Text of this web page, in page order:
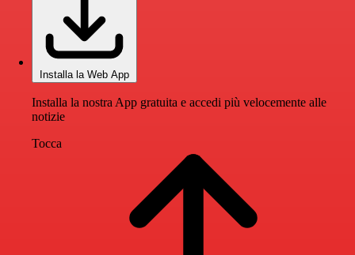
Installa la Web App
Installa la nostra App gratuita e accedi più velocemente alle
notizie
Tocca